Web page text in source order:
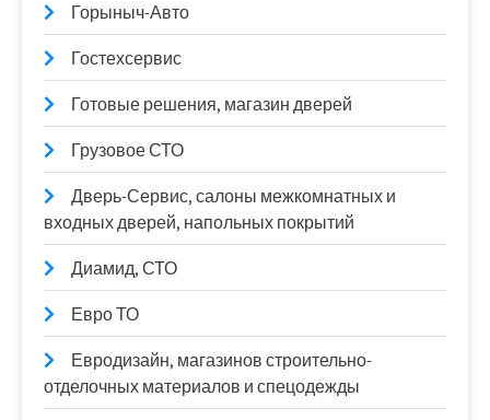
Горыныч-Авто
Гостехсервис
Готовые решения, магазин дверей
Грузовое СТО
Дверь-Сервис, салоны межкомнатных и
входных дверей, напольных покрытий
Диамид, СТО
Евро ТО
Евродизайн, магазинов строительно-
отделочных материалов и спецодежды